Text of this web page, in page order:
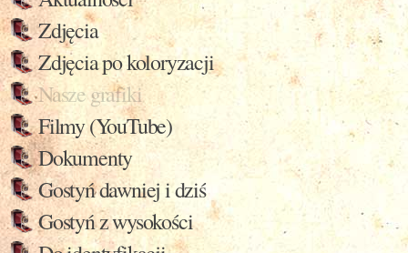
Zdjęcia
Zdjęcia po koloryzacji
Nasze grafiki
Filmy (YouTube)
Dokumenty
Gostyń dawniej i dziś
Gostyń z wysokości